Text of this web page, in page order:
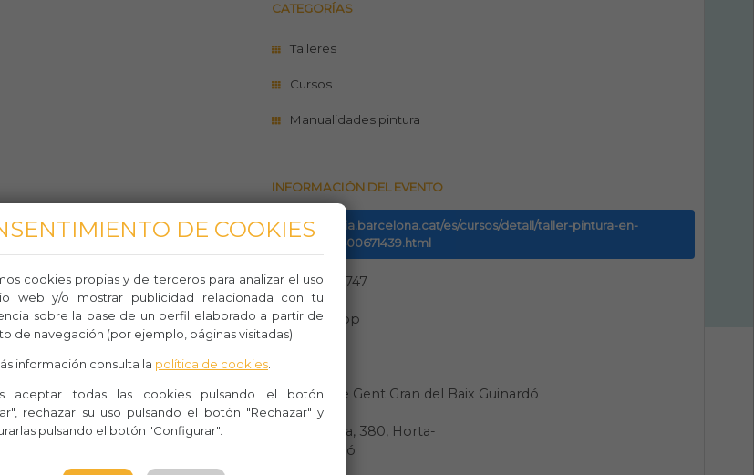
CATEGORÍAS
Talleres
Cursos
Manualidades pintura
INFORMACIÓN DEL EVENTO
https://guia.barcelona.cat/es/cursos/detall/taller-pintura-en-
teixit_99400671439.html
934502747
Whasapp
Casal de Gent Gran del Baix Guinardó
C Marina, 380, Horta-
Guinardó
DE COOKIES
cookies propias y de terceros para analizar el uso
web y/o mostrar publicidad relacionada con tu
sobre la base de un perfil elaborado a partir de
de navegación (por ejemplo, páginas visitadas).
información consulta la política de cookies
aceptar todas las cookies pulsando el botón
rechazar su uso pulsando el botón "Rechazar" y
pulsando el botón "Configurar".